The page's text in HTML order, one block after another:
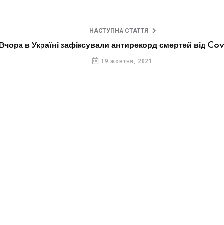
НАСТУПНА СТАТТЯ
Вчора в Україні зафіксували антирекорд смертей від
19 жовтня, 2021